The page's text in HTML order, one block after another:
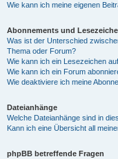
Wie kann ich meine eigenen
Abonnements und
Was ist der Unterschied
Thema oder Forum?
Wie kann ich ein Lesezeichen
Wie kann ich ein Forum
Wie deaktiviere ich meine
Dateianhänge
Welche Dateianhänge sind in
Kann ich eine Übersicht all
phpBB betreffende Fragen